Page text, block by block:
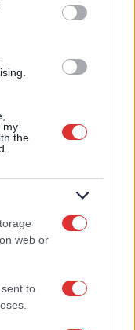
my
the
web or
to
έως 80τ.μ